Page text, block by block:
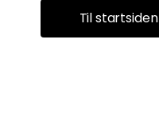
Til startsiden